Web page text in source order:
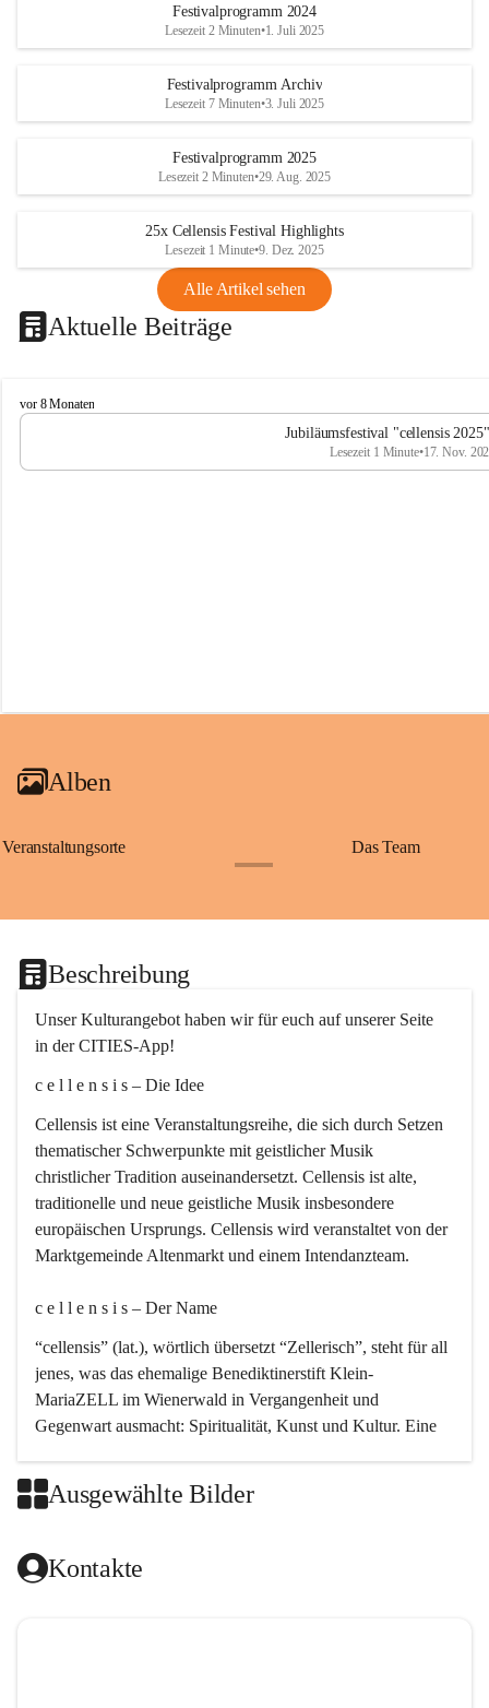
Festivalprogramm 2024
Lesezeit 2 Minuten•1. Juli 2025
Festivalprogramm Archiv
Lesezeit 7 Minuten•3. Juli 2025
Festivalprogramm 2025
Lesezeit 2 Minuten•29. Aug. 2025
25x Cellensis Festival Highlights
Lesezeit 1 Minute•9. Dez. 2025
Alle Artikel sehen
Aktuelle Beiträge
C
e
l
vor 8 Monaten
Jubiläumsfestival "cellensis
Lesezeit 1 Minute•17. Nov.
Alben
Veranstaltungsorte Das Team
Beschreibung
Unser Kulturangebot haben wir für euch auf unserer Seite
in der CITIES-App!
c e l l e n s i s – Die Idee
Cellensis ist eine Veranstaltungsreihe, die sich durch Setzen
thematischer Schwerpunkte mit geistlicher Musik
christlicher Tradition auseinandersetzt. Cellensis ist alte,
traditionelle und neue geistliche Musik insbesondere
europäischen Ursprungs. Cellensis wird veranstaltet von der
Marktgemeinde Altenmarkt und einem Intendanzteam.
c e l l e n s i s – Der Name
“cellensis” (lat.), wörtlich übersetzt “Zellerisch”, steht für all
jenes, was das ehemalige Benediktinerstift Klein-
MariaZELL im Wienerwald in Vergangenheit und
Gegenwart ausmacht: Spiritualität, Kunst und Kultur. Eine
Kirchenmusik, dem kunstvollen Lob Gottes.
Das kirchenmusikalische Festival Cellensis wird seit dem
Ausgewählte Bilder
Kontakte